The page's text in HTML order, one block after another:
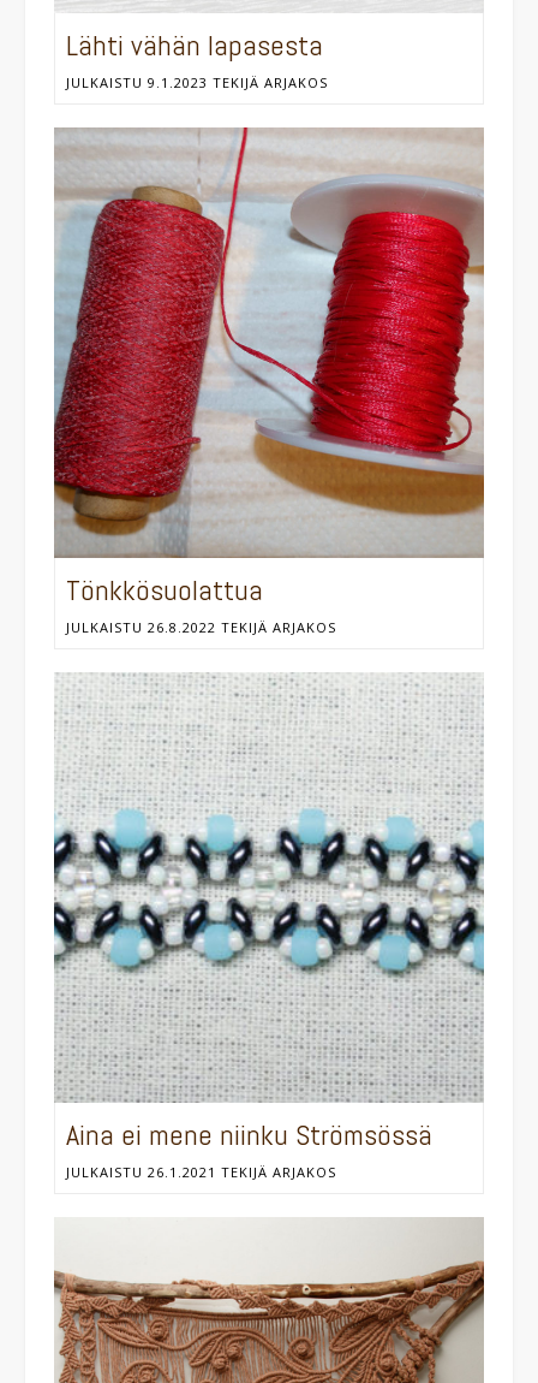
Lähti vähän lapasesta
JULKAISTU 9.1.2023 TEKIJÄ ARJAKOS
Tönkkösuolattua
JULKAISTU 26.8.2022 TEKIJÄ ARJAKOS
Aina ei mene niinku Strömsössä
JULKAISTU 26.1.2021 TEKIJÄ ARJAKOS